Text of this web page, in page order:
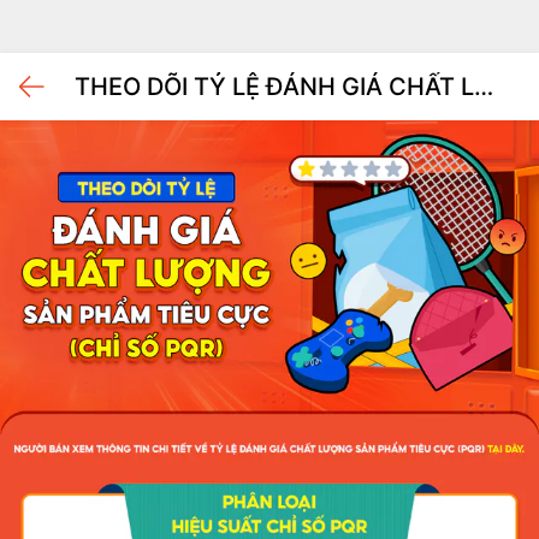
THEO DÕI TỶ LỆ ĐÁNH GIÁ CHẤT LƯỢNG SẢN PHẨM TIÊU CỰC (CHỈ SỐ PQR)